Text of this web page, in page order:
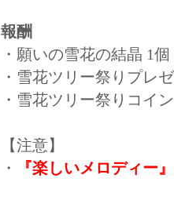
報酬
・願いの雪花の結晶 1個
・雪花ツリー祭りプレ
・雪花ツリー祭りコイ
【注意】
・
『楽しいメロディー